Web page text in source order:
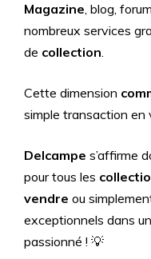
Magazine, blog,
nombreux services
de collection.
Cette dimension
simple transaction en
Delcampe s’affirme
pour tous les
vendre ou
exceptionnels dans un
passionné ! 💡